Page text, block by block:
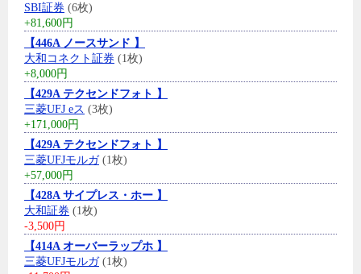
SBI証券 (6枚)
+81,600円
【446A ノースサンド 】
大和コネクト証券 (1枚)
+8,000円
【429A テクセンドフォト 】
三菱UFJ eス (3枚)
+171,000円
【429A テクセンドフォト 】
三菱UFJモルガ(1枚)
+57,000円
【428A サイプレス・ホー 】
大和証券 (1枚)
-3,500円
【414A オーバーラップホ 】
三菱UFJモルガ(1枚)